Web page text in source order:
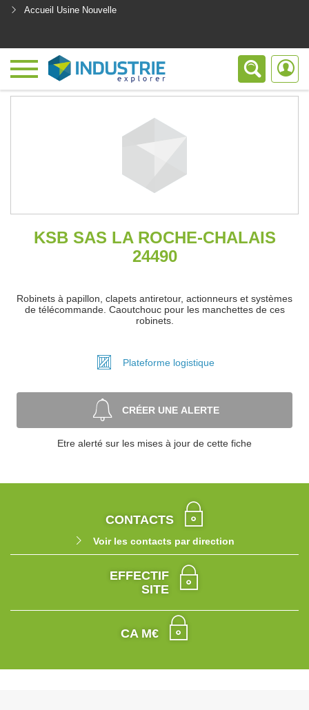
Accueil Usine Nouvelle
KSB SAS LA ROCHE-CHALAIS
24490
Robinets à papillon, clapets antiretour, actionneurs et systèmes
de télécommande. Caoutchouc pour les manchettes de ces
robinets.
Plateforme logistique
CRÉER UNE ALERTE
Etre alerté sur les mises à jour de cette fiche
CONTACTS
Voir les contacts par direction
EFFECTIF
SITE
CA M€